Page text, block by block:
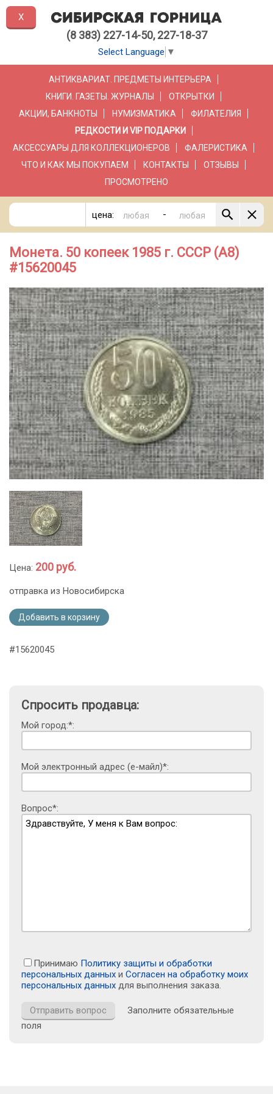
(8 383) 227-14-50, 227-18-37
Select Language ▼
АНТИКВАРИАТ. ПРЕДМЕТЫ ИНТЕРЬЕРА
КНИГИ. ГАЗЕТЫ. ЖУРНАЛЫ
ОТКРЫТКИ
АКЦИИ, БАНКНОТЫ
НУМИЗМАТИКА
ФИЛАТЕЛИЯ
РЕДКОСТИ И VIP ПОДАРКИ
АКСЕССУАРЫ ДЛЯ КОЛЛЕКЦИОНЕРОВ
ФАЛЕРИСТИКА
ЧТО И КАК МЫ ПОКУПАЕМ
КОНТАКТЫ
ОТЗЫВЫ
ПРОСМОТРЕНО
цена: -
Монета. 50 копеек 1985 г. СССР (А8)
#15620045
Цена: 200 руб.
отправка из Новосибирска
Добавить в корзину
#15620045
Спросить продавца:
Мой город:*:
Мой электронный адрес (е-майл)*:
Вопрос*:
Принимаю Политику защиты и обработки
персональных данных и Согласен на обработку моих
персональных данных для выполнения заказа.
Заполните обязательные
поля
X